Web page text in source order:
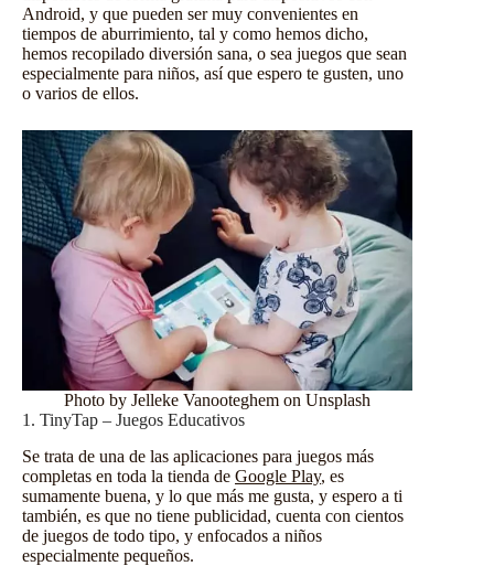
Android, y que pueden ser muy convenientes en
tiempos de aburrimiento, tal y como hemos dicho,
hemos recopilado diversión sana, o sea juegos que sean
especialmente para niños, así que espero te gusten, uno
o varios de ellos.
Photo by Jelleke Vanooteghem on Unsplash
1. TinyTap – Juegos Educativos
Se trata de una de las aplicaciones para juegos más
completas en toda la tienda de Google Play, es
sumamente buena, y lo que más me gusta, y espero a ti
también, es que no tiene publicidad, cuenta con cientos
de juegos de todo tipo, y enfocados a niños
especialmente pequeños.